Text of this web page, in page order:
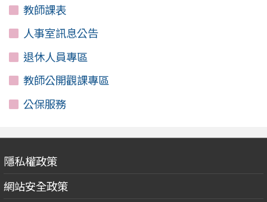
教師課表
人事室訊息公告
退休人員專區
教師公開觀課專區
公保服務
隱私權政策
網站安全政策